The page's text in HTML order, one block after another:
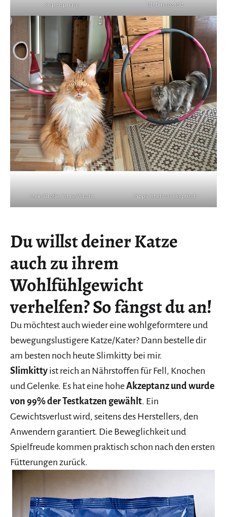
Supersprung Ich bin so stolz
Mein Großer ist ne Wucht Pippa ist etwas skeptisch
Du willst deiner Katze
auch zu ihrem
Wohlfühlgewicht
verhelfen? So fängst du an!
Du möchtest auch wieder eine wohlgeformtere und
bewegungslustigere Katze/Kater? Dann bestelle dir
am besten noch heute Slimkitty bei mir.
Slimkitty ist reich an Nährstoffen für Fell, Knochen
und Gelenke. Es hat eine hoheAkzeptanz und wurde
von 99% der Testkatzen gewählt. Ein
Gewichtsverlust wird, seitens des Herstellers, den
Anwendern garantiert. Die Beweglichkeit und
Spielfreude kommen praktisch schon nach den ersten
Fütterungen zurück.